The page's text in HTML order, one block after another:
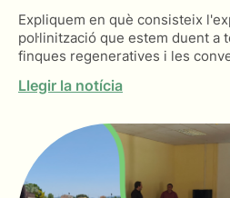
Expliquem en què consisteix
pol·linització que estem duent a
finques regeneratives i les
Llegir la notícia